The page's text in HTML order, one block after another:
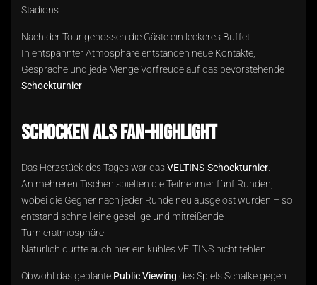
Stadions.
Nach der Tour genossen die Gäste ein leckeres Buffet.
In entspannter Atmosphäre entstanden neue Kontakte,
Gespräche und jede Menge Vorfreude auf das bevorstehende
Schockturnier
Schocken als Fan-Highlight
Das Herzstück des Tages war dasVELTINS-Schockturnier
An mehreren Tischen spielten die Teilnehmer fünf Runden,
wobei die Gegner nach jeder Runde neu ausgelost wurden – so
entstand schnell eine gesellige und mitreißende
Turnieratmosphäre.
Natürlich durfte auch hier ein kühles VELTINS nicht fehlen.
Obwohl das geplante Public Viewing des Spiels Schalke gegen